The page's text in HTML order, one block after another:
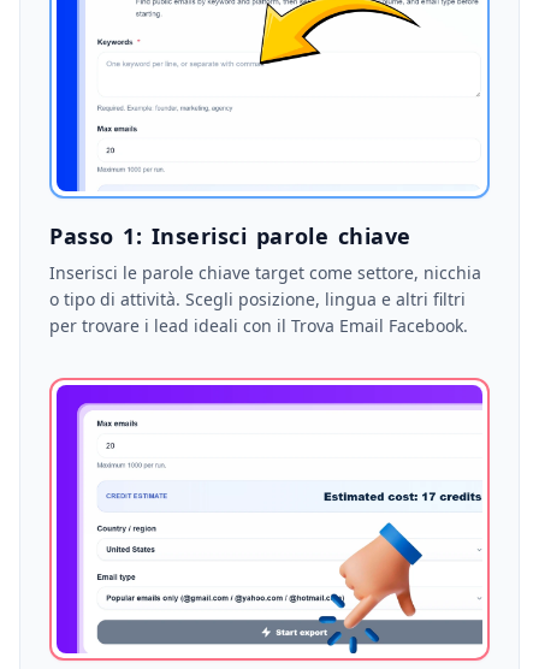
Passo 1: Inserisci parole chiave
Inserisci le parole chiave target come settore, nicchia
o tipo di attività. Scegli posizione, lingua e altri filtri
per trovare i lead ideali con il Trova Email Facebook.